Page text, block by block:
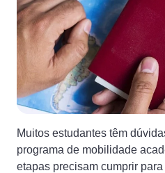
Muitos estudantes têm
programa de mobilidade
etapas precisam cumprir para